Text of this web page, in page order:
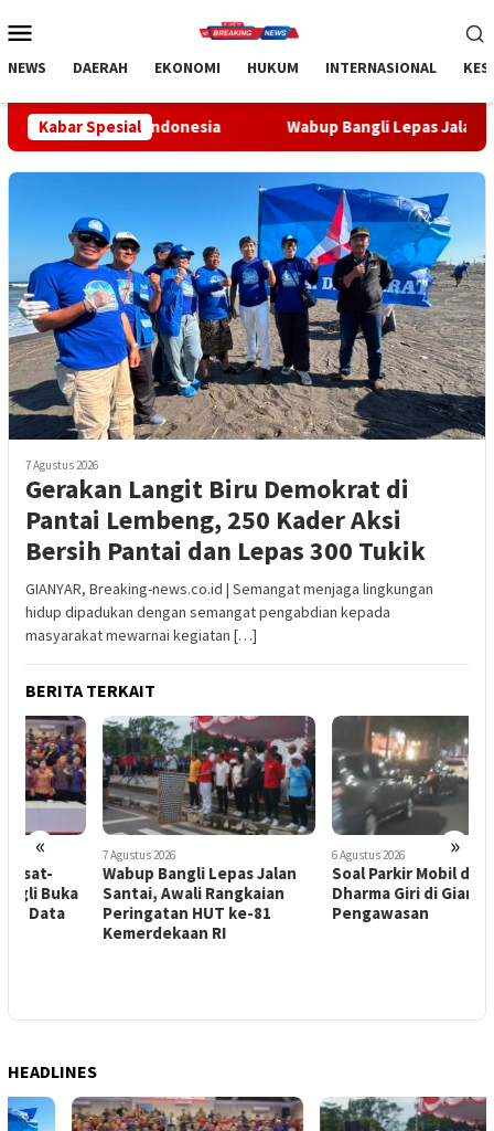
ke
Mobile
NEWS DAERAH EKONOMI HUKUM INTERNASIONAL
Kabar Spesial Wabup Bangli Lepas Jalan Santai, Awali
7 Agustus 2026
Gerakan Langit Biru Demokrat di
Pantai Lembeng, 250 Kader Aksi
Bersih Pantai dan Lepas 300 Tukik
GIANYAR, Breaking-news.co.id | Semangat menjaga lingkungan
hidup dipadukan dengan semangat pengabdian kepada
masyarakat mewarnai kegiatan […]
BERITA TERKAIT
« »
7 Agustus 2026
Wabup Bangli Lepas Jalan
Santai, Awali Rangkaian
Peringatan HUT ke-81
Kemerdekaan RI
Soal Parkir Mobil di Bypass
Dharma Giri di Gianyar, Nihil
Pengawasan
HEADLINES